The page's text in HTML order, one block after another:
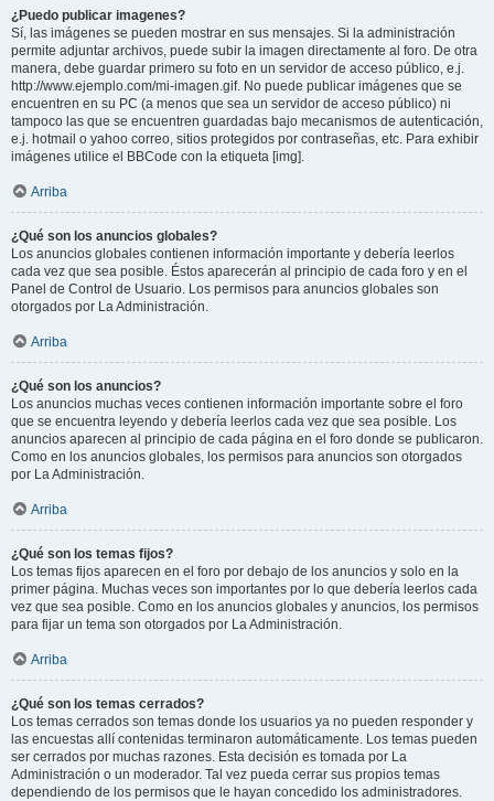
¿Puedo publicar imagenes?
Sí, las imágenes se pueden mostrar en sus mensajes. Si la administración
permite adjuntar archivos, puede subir la imagen directamente al foro. De otra
manera, debe guardar primero su foto en un servidor de acceso público, e.j.
http://www.ejemplo.com/mi-imagen.gif. No puede publicar imágenes que se
encuentren en su PC (a menos que sea un servidor de acceso público) ni
tampoco las que se encuentren guardadas bajo mecanismos de autenticación,
e.j. hotmail o yahoo correo, sitios protegidos por contraseñas, etc. Para exhibir
imágenes utilice el BBCode con la etiqueta [img].
Arriba
¿Qué son los anuncios globales?
Los anuncios globales contienen información importante y debería leerlos
cada vez que sea posible. Éstos aparecerán al principio de cada foro y en el
Panel de Control de Usuario. Los permisos para anuncios globales son
otorgados por La Administración.
Arriba
¿Qué son los anuncios?
Los anuncios muchas veces contienen información importante sobre el foro
que se encuentra leyendo y debería leerlos cada vez que sea posible. Los
anuncios aparecen al principio de cada página en el foro donde se publicaron.
Como en los anuncios globales, los permisos para anuncios son otorgados
por La Administración.
Arriba
¿Qué son los temas fijos?
Los temas fijos aparecen en el foro por debajo de los anuncios y solo en la
primer página. Muchas veces son importantes por lo que debería leerlos cada
vez que sea posible. Como en los anuncios globales y anuncios, los permisos
para fijar un tema son otorgados por La Administración.
Arriba
¿Qué son los temas cerrados?
Los temas cerrados son temas donde los usuarios ya no pueden responder y
las encuestas allí contenidas terminaron automáticamente. Los temas pueden
ser cerrados por muchas razones. Esta decisión es tomada por La
Administración o un moderador. Tal vez pueda cerrar sus propios temas
dependiendo de los permisos que le hayan concedido los administradores.